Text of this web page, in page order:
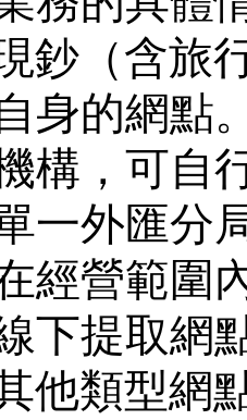
鈔（含旅
身的網點
構，可自
一外匯分
經營範圍
下提取網
他類型網